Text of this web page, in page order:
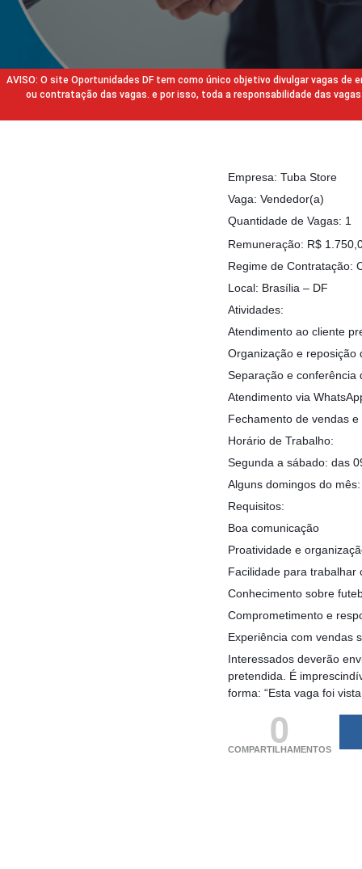
AVISO: O site Oportunidades DF tem como único objetivo divulgar vagas
ou contratação das vagas. e por isso, toda a responsabilidade das
Empresa: Tuba Store
Vaga: Vendedor(a)
Quantidade de Vagas: 1
Remuneração: R$
Regime de Contratação:
Local: Brasília – DF
Atividades:
Atendimento ao cliente
Organização e reposição
Separação e conferência
Atendimento via
Fechamento de vendas
Horário de Trabalho:
Segunda a sábado: das
Alguns domingos do
Requisitos:
Boa comunicação
Proatividade e
Facilidade para trabalhar
Conhecimento sobre
Comprometimento e
Experiência com vendas
Interessados deverão
pretendida. É
forma: “Esta vaga foi
0
COMPARTILHAMENTOS